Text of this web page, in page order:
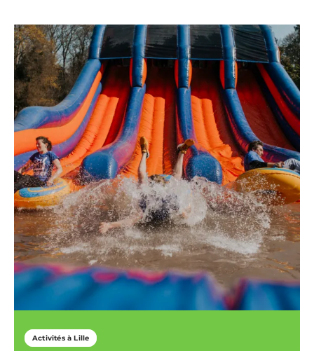
Activités à Lille